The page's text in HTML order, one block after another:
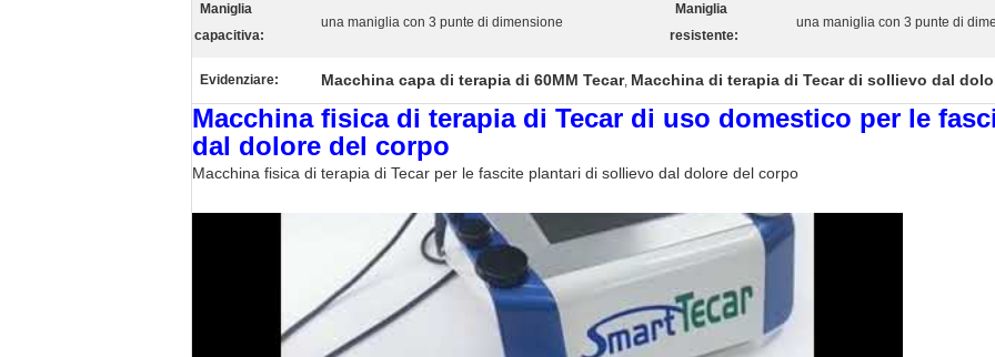
Maniglia
capacitiva:
una maniglia con 3 punte di dimensione
Maniglia
resistente:
una maniglia con 3 punte di
Evidenziare: Macchina capa di terapia di 60MM Tecar, Macchina di terapia di Tecar di sollievo dal
Macchina fisica di terapia di Tecar di uso domestico per le
dal dolore del corpo
Macchina fisica di terapia di Tecar per le fascite plantari di sollievo dal dolore del corpo